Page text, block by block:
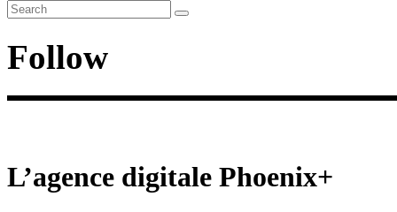
Follow
L’agence digitale Phoenix+